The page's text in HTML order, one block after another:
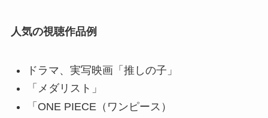
人気の視聴作品例
ドラマ、実写映画「推しの子」
「メダリスト」
「ONE PIECE（ワンピース）